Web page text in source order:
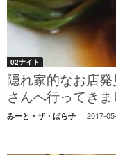
02ナイト
隠れ家的なお店
さんへ行ってきま
みーと・ザ・ぱら子 - 2017-